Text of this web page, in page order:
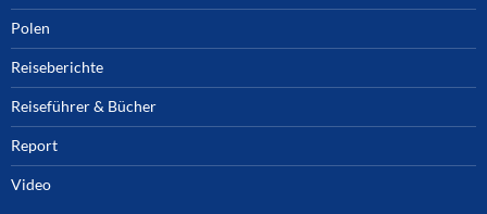
Polen
Reiseberichte
Reiseführer & Bücher
Report
Video